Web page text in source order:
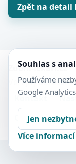
Zpět na detail
Zubní-lékaři.cz
Veřejný adresář
Kontakt
Ochrana
Souhlas s
Používáme
Google
Jen
Více informací